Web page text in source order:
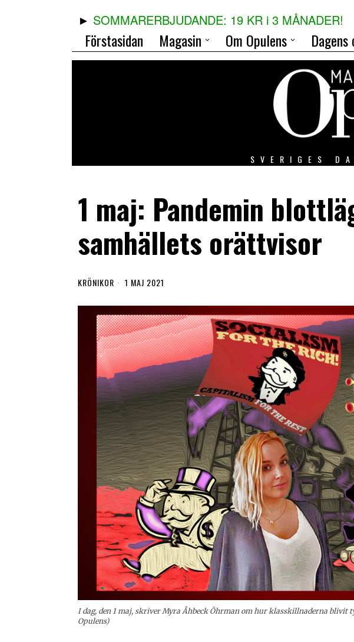
SOMMARERBJUDANDE: 19 KR i 3 MÅNADER!
Förstasidan Magasin Om Opulens
SVERIGES
1 maj: Pandemin
samhällets orättvisor
KRÖNIKOR 1 MAJ 2021
I dag, den 1 maj, skriver Myra Åhbeck Öhrman om hur klasskillnaderna blivit
Opulens)